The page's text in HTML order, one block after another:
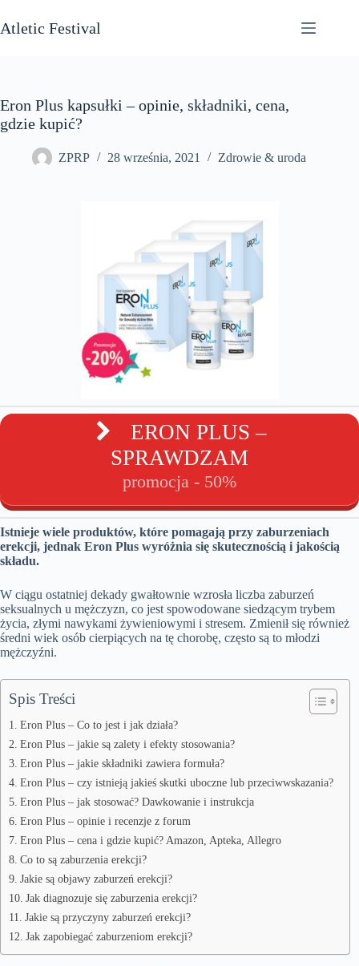
do
treści
Atletic Festival
Eron Plus kapsułki – opinie, składniki, cena,
gdzie kupić?
ZPRP 28 września, 2021 Zdrowie & uroda
ERON PLUS –
SPRAWDZAM
promocja - 50%
Istnieje wiele produktów, które pomagają przy zaburzeniach
erekcji, jednak Eron Plus wyróżnia się skutecznością i jakością
składu.
W ciągu ostatniej dekady gwałtownie wzrosła liczba zaburzeń
seksualnych u mężczyzn, co jest spowodowane siedzącym trybem
życia, złymi nawykami żywieniowymi i stresem. Zmienił się również
średni wiek osób cierpiących na tę chorobę, często są to młodzi
mężczyźni.
Spis Treści
Eron Plus – Co to jest i jak działa?
Eron Plus – jakie są zalety i efekty stosowania?
Eron Plus – jakie składniki zawiera formuła?
Eron Plus – czy istnieją jakieś skutki uboczne lub przeciwwskazania?
Eron Plus – jak stosować? Dawkowanie i instrukcja
Eron Plus – opinie i recenzje z forum
Eron Plus – cena i gdzie kupić? Amazon, Apteka, Allegro
Co to są zaburzenia erekcji?
Jakie są objawy zaburzeń erekcji?
Jak diagnozuje się zaburzenia erekcji?
Jakie są przyczyny zaburzeń erekcji?
Jak zapobiegać zaburzeniom erekcji?